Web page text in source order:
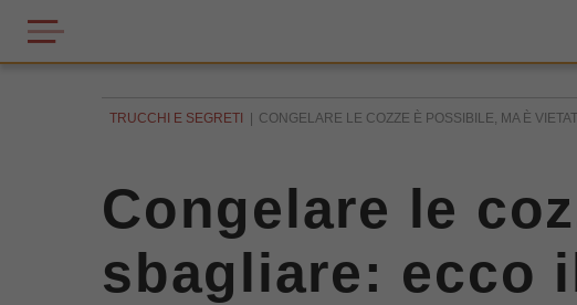
TRUCCHI E SEGRETI CONGELARE LE COZZE È POSSIBILE, MA È
Congelare le
sbagliare: ecco